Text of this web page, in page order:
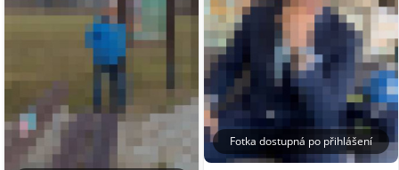
Fotka dostupná po přihlášení